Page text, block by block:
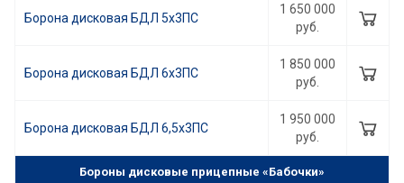
Борона дисковая БДЛ 5х3ПС
1 650 000
руб.
Борона дисковая БДЛ 6x3ПС
1 850 000
руб.
Борона дисковая БДЛ 6,5х3ПС
1 950 000
руб.
Бороны дисковые прицепные «Бабочки»